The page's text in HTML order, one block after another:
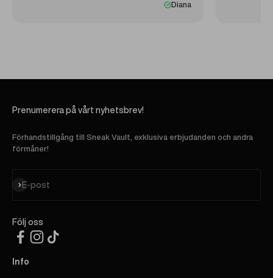
Diana
Prenumerera på vårt nyhetsbrev!
Förhandstillgång till Sneak Vault, exklusiva erbjudanden och andra
förmåner!
E-post
Prenumerera
Följ oss
Info